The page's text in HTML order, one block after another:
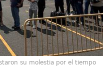
su molestia por el tiempo